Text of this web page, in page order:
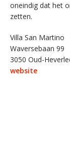
oneindig dat het
zetten.
Villa San Martino
Waversebaan 99
3050 Oud-
website